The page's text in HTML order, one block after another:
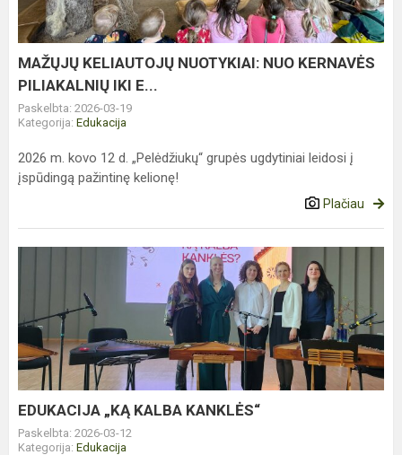
PILIAKALNIŲ
IKI
E...
MAŽŲJŲ KELIAUTOJŲ NUOTYKIAI: NUO KERNAVĖS
PILIAKALNIŲ IKI E...
Paskelbta: 2026-03-19
Kategorija: Edukacija
2026 m. kovo 12 d. „Pelėdžiukų“ grupės ugdytiniai leidosi į
įspūdingą pažintinę kelionę!
Plačiau
KANKLĖS“
EDUKACIJA „KĄ KALBA KANKLĖS“
Paskelbta: 2026-03-12
Kategorija: Edukacija